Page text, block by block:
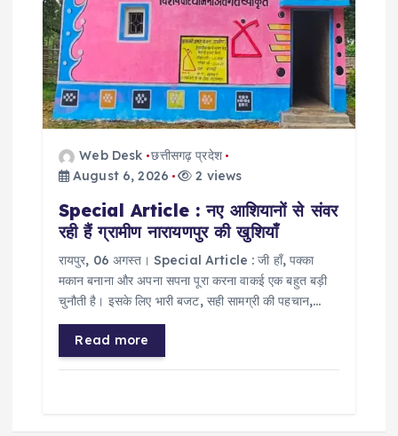
Web Desk छत्तीसगढ़ प्रदेश
August 6, 2026
2 views
Special Article : नए आशियानों से संवर
रही हैं ग्रामीण नारायणपुर की खुशियाँ
​रायपुर, 06 अगस्त। Special Article : जी हाँ, पक्का
मकान बनाना और अपना सपना पूरा करना वाकई एक बहुत बड़ी
चुनौती है। इसके लिए भारी बजट, सही सामग्री की पहचान,…
Read more